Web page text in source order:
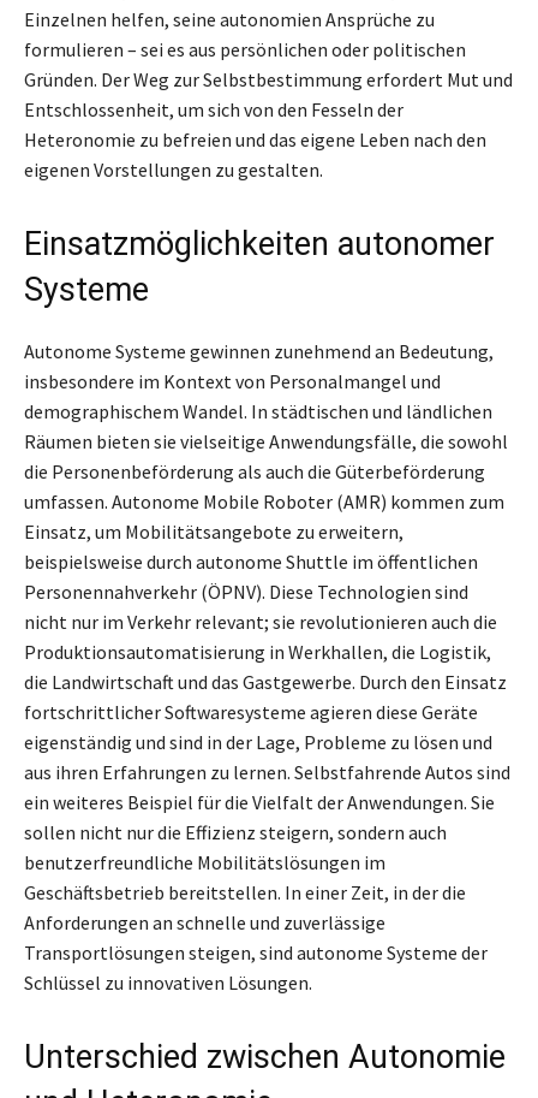
Einzelnen helfen, seine autonomien Ansprüche zu
formulieren – sei es aus persönlichen oder politischen
Gründen. Der Weg zur Selbstbestimmung erfordert Mut und
Entschlossenheit, um sich von den Fesseln der
Heteronomie zu befreien und das eigene Leben nach den
eigenen Vorstellungen zu gestalten.
Einsatzmöglichkeiten autonomer
Systeme
Autonome Systeme gewinnen zunehmend an Bedeutung,
insbesondere im Kontext von Personalmangel und
demographischem Wandel. In städtischen und ländlichen
Räumen bieten sie vielseitige Anwendungsfälle, die sowohl
die Personenbeförderung als auch die Güterbeförderung
umfassen. Autonome Mobile Roboter (AMR) kommen zum
Einsatz, um Mobilitätsangebote zu erweitern,
beispielsweise durch autonome Shuttle im öffentlichen
Personennahverkehr (ÖPNV). Diese Technologien sind
nicht nur im Verkehr relevant; sie revolutionieren auch die
Produktionsautomatisierung in Werkhallen, die Logistik,
die Landwirtschaft und das Gastgewerbe. Durch den Einsatz
fortschrittlicher Softwaresysteme agieren diese Geräte
eigenständig und sind in der Lage, Probleme zu lösen und
aus ihren Erfahrungen zu lernen. Selbstfahrende Autos sind
ein weiteres Beispiel für die Vielfalt der Anwendungen. Sie
sollen nicht nur die Effizienz steigern, sondern auch
benutzerfreundliche Mobilitätslösungen im
Geschäftsbetrieb bereitstellen. In einer Zeit, in der die
Anforderungen an schnelle und zuverlässige
Transportlösungen steigen, sind autonome Systeme der
Schlüssel zu innovativen Lösungen.
Unterschied zwischen Autonomie